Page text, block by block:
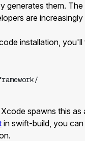
generates them.
are increasingly
installation, you'll
spawns this as
in swift-build, you